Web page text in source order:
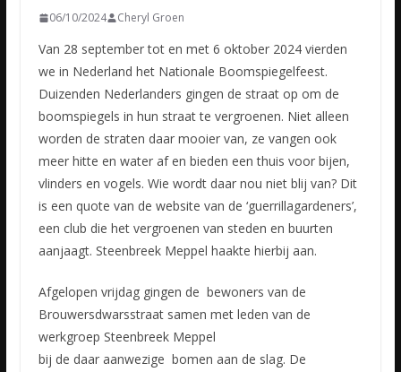
06/10/2024 Cheryl Groen
Van 28 september tot en met 6 oktober 2024 vierden
we in Nederland het Nationale Boomspiegelfeest.
Duizenden Nederlanders gingen de straat op om de
boomspiegels in hun straat te vergroenen. Niet alleen
worden de straten daar mooier van, ze vangen ook
meer hitte en water af en bieden een thuis voor bijen,
vlinders en vogels. Wie wordt daar nou niet blij van? Dit
is een quote van de website van de ‘guerrillagardeners’,
een club die het vergroenen van steden en buurten
aanjaagt. Steenbreek Meppel haakte hierbij aan.
Afgelopen vrijdag gingen de bewoners van de
Brouwersdwarsstraat samen met leden van de
werkgroep Steenbreek Meppel
bij de daar aanwezige bomen aan de slag. De